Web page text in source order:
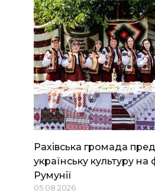
Рахівська громада
українську культуру на
Румунії
05.08.2026